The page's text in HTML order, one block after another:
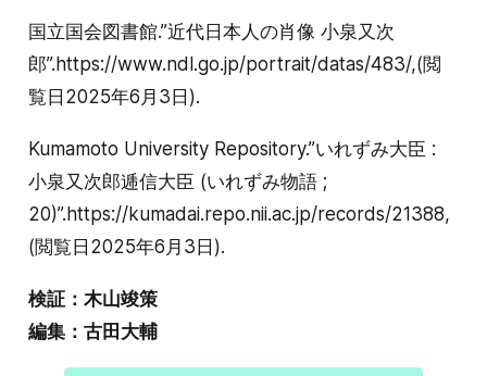
国立国会図書館.”近代日本人の肖像 小泉又次
郎”.https://www.ndl.go.jp/portrait/datas/483/,(閲
覧日2025年6月3日).
Kumamoto University Repository.”いれずみ大臣 :
小泉又次郎逓信大臣 (いれずみ物語 ;
20)”.https://kumadai.repo.nii.ac.jp/records/21388,
(閲覧日2025年6月3日).
検証：木山竣策
編集：古田大輔